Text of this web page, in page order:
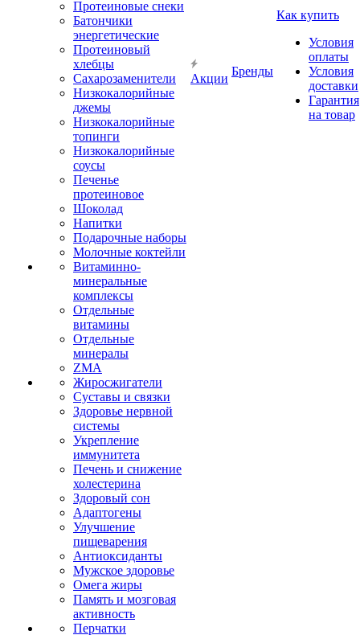
Протеиновые снеки
Батончики
энергетические
Протеиновый
хлебцы
Сахарозаменители
Низкокалорийные
джемы
Низкокалорийные
топинги
Низкокалорийные
соусы
Печенье
протеиновое
Шоколад
Напитки
Подарочные наборы
Молочные коктейли
Витаминно-
минеральные
комплексы
Отдельные
витамины
Отдельные
минералы
ZMA
Жиросжигатели
Суставы и связки
Здоровье нервной
системы
Укрепление
иммунитета
Печень и снижение
холестерина
Здоровый сон
Адаптогены
Улучшение
пищеварения
Антиоксиданты
Мужское здоровье
Омега жиры
Память и мозговая
активность
Перчатки
Акции
Бренды
Как купить
Условия
оплаты
Условия
доставки
Гарантия
на товар